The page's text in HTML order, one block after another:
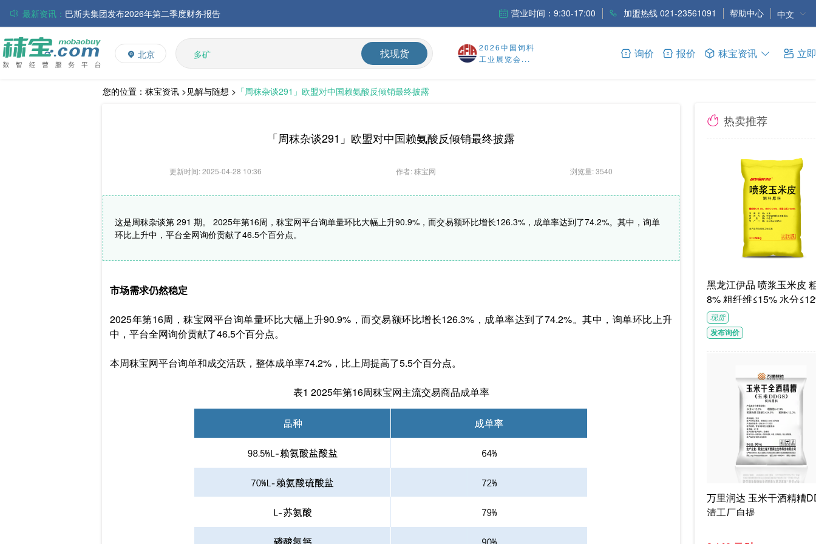
最新资讯： 巴斯夫集团发布2026年第二季度财务报告
丸红株式会社发布截至2026年6月30日前3个月的合并财务报告
住友化学公布2026财年第一季度业绩
大成食品：2026年半年度毛利3.32亿元，同比上升8.9%
ADM发布2026年第二季度财务业绩
赢创发布2026年第二季度财务业绩
营业时间：9:30-17:00 加盟热线 021-23561091 帮助中心 中文
北京
L-赖氨酸硫酸盐
多维
多矿
维生素
饲料添加剂
找现货
2026中国饲料
工业展览会...
询价 报价 秣宝资讯 立
您的位置： 秣宝资讯 >见解与随想 > 「周秣杂谈291」欧盟对中国赖氨酸反倾销最终披露
「周秣杂谈291」欧盟对中国赖氨酸反倾销最终披露
更新时间: 2025-04-28 10:36 作者: 秣宝网 浏览量: 3540
这是周秣杂谈第 291 期。 2025年第16周，秣宝网平台询单量环比大幅上升90.9%，而交易额环比增长126.3%，成单率达到了74.2%。其中，询单
环比上升中，平台全网询价贡献了46.5个百分点。
市场需求仍然稳定
2025年第16周，秣宝网平台询单量环比大幅上升90.9%，而交易额环比增长126.3%，成单率达到了74.2%。其中，询单环比上升
中，平台全网询价贡献了46.5个百分点。
本周秣宝网平台询单和成交活跃，整体成单率74.2%，比上周提高了5.5个百分点。
表1 2025年第16周秣宝网主流交易商品成单率
热卖推荐
黑龙江伊品 喷浆玉米皮 粗蛋白≥1
8% 粗纤维≤15% 水分
G/袋饲料级褐色或浅褐
体
现货
发布询价
万里润达 玉米干酒精糟
清工厂自提